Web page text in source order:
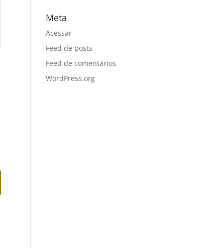
Meta
Acessar
Feed de posts
Feed de comentários
WordPress.org